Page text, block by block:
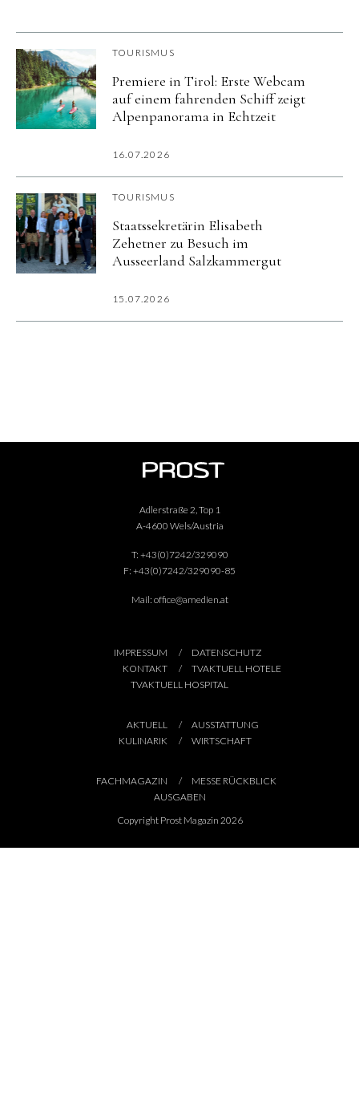
TOURISMUS
Premiere in Tirol: Erste Webcam
auf einem fahrenden Schiff zeigt
Alpenpanorama in Echtzeit
16.07.2026
TOURISMUS
Staatssekretärin Elisabeth
Zehetner zu Besuch im
Ausseerland Salzkammergut
15.07.2026
Adlerstraße 2, Top 1
A-4600 Wels/Austria
T: +43(0)7242/329090
F: +43(0)7242/329090-85
Mail: office@amedien.at
IMPRESSUM
DATENSCHUTZ
KONTAKT
TVAKTUELL HOTELE
TVAKTUELL HOSPITAL
AKTUELL
AUSSTATTUNG
KULINARIK
WIRTSCHAFT
FACHMAGAZIN
MESSE RÜCKBLICK
AUSGABEN
Copyright Prost Magazin 2026